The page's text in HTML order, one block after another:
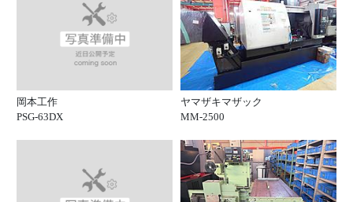
岡本工作
PSG-63DX
ヤマザキマザック
MM-2500